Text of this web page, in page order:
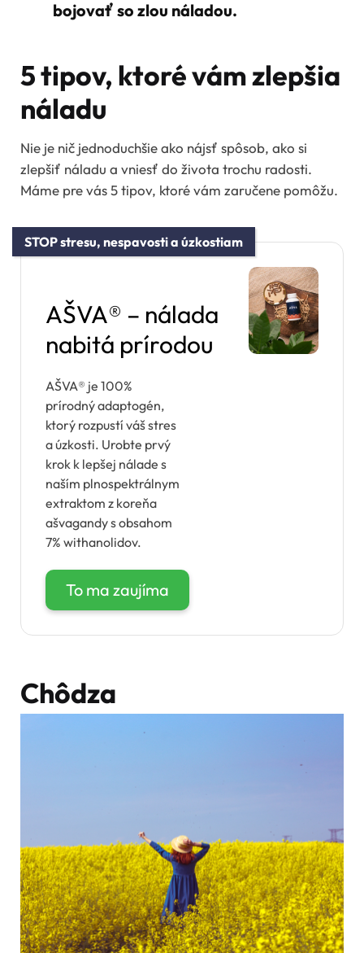
bojovať so zlou náladou.
5 tipov, ktoré vám zlepšia
náladu
Nie je nič jednoduchšie ako nájsť spôsob, ako si
zlepšiť náladu a vniesť do života trochu radosti.
Máme pre vás 5 tipov, ktoré vám zaručene pomôžu.
STOP stresu, nespavosti a úzkostiam
AŠVA® – nálada
nabitá prírodou
AŠVA® je 100%
prírodný adaptogén,
ktorý rozpustí váš stres
a úzkosti. Urobte prvý
krok k lepšej nálade s
naším plnospektrálnym
extraktom z koreňa
ašvagandy s obsahom
7% withanolidov.
To ma zaujíma
Chôdza